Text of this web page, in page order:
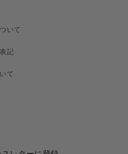
いて
記
て